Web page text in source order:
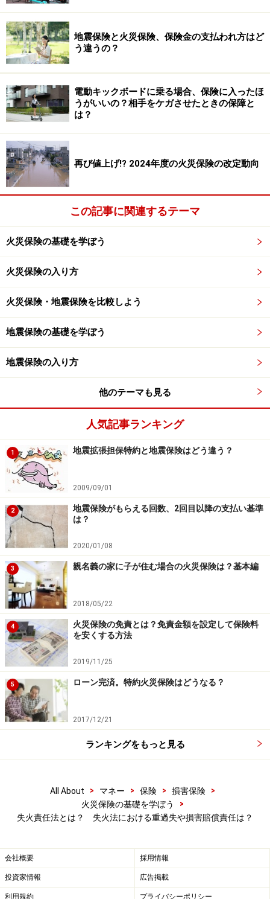
るいは部屋）から燃えうつることもあります。それなら
相手に損害賠償してもらえばいいと考えるでしょうが、
火災の場合は通常の損害賠償事故と少々事情が異なりま
す。
損害賠償責任は「民法709条」 で定められて
「故意または過失によって他人の権利を侵害したる者は
これによって生じたる損害を賠償する責めに任ず」（民
法709条）
簡単に言えば、自分の落ち度などで第三者（他人）に迷
惑を掛けたのなら相手に損害賠償しなさいということで
す。社会的・道義的な責任があるのはもちろん、法律上
も損害賠償責任があると明確に定められています。
加害者に責任があるのは当然です。しかし失火により周
囲に類焼したとなると、実は別の法律が関係します。
「民法第709条 の規定は失火の場合にはこれを適用せ
ず。但し失火者に重大なる過失ありたるときはこの限り
にあらず」 （失火責任法）
失火の責任に関する法律（失火責任法、失火法）は、民
法709条で規定されている原則とは別に失火（火事）の
場合、この原則を適用しないとしています（重過失の場
合を除く。詳しくは後述）。
これは明治32年に制定された古い法律で、現在でも適用
されています。日本は昔から木造家屋が密集しており、
火災が発生すると類焼しやすい住環境にありました。自
宅を失った上に延焼させた人に損害賠償責任を負わせる
のは個人の賠償能力をはるかに超える、といった様々な
背景があるようです。
この法律が現在の日本の建築物の構造や環境、考え方に
マッチしているものかはともかく、現状こうした法律が
あることは覚えておいてください。
気になるのが「重大なる過失（重過失）」の定義です。
簡単に解説すると次のようなことです。
ストーブをつけたままその場を離れないように
「通常、人にあれこれ言われるまでの注意をしなくて
地震保険と火災保険、保険金の支払われ方はど
う違うの？
電動キックボードに乗る場合、保険に入ったほ
うがいいの？相手をケガさせたときの保障と
は？
再び値上げ!? 2024年度の火災保険の改定動向
この記事に関連するテーマ
火災保険の基礎を学ぼう
火災保険の入り方
火災保険・地震保険を比較しよう
地震保険の基礎を学ぼう
地震保険の入り方
他のテーマも見る
人気記事ランキング
1 地震拡張担保特約と地震保険はどう違う？
2009/09/01
2
地震保険がもらえる回数、2回目以降の支払い基準
は？
2020/01/08
3 親名義の家に子が住む場合の火災保険は？基本編
2018/05/22
4
火災保険の免責とは？免責金額を設定して保険料
を安くする方法
2019/11/25
5 ローン完済。特約火災保険はどうなる？
2017/12/21
ランキングをもっと見る
All About > マネー > 保険 > 損害保険
>
火災保険の基礎を学ぼう
>
失火責任法とは？ 失火法における重過失や損害賠償責任は？
会社概要 採用情報
投資家情報 広告掲載
利用規約 プライバシーポリシー